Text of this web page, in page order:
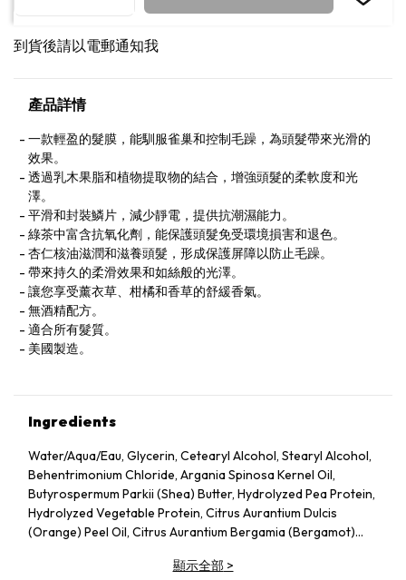
到貨後請以電郵通知我
產品詳情
一款輕盈的髮膜，能馴服雀巢和控制毛躁，為頭髮帶來光滑的
效果。
透過乳木果脂和植物提取物的結合，增強頭髮的柔軟度和光
澤。
平滑和封裝鱗片，減少靜電，提供抗潮濕能力。
綠茶中富含抗氧化劑，能保護頭髮免受環境損害和退色。
杏仁核油滋潤和滋養頭髮，形成保護屏障以防止毛躁。
帶來持久的柔滑效果和如絲般的光澤。
讓您享受薰衣草、柑橘和香草的舒緩香氣。
無酒精配方。
適合所有髮質。
美國製造。
Ingredients
Water/Aqua/Eau, Glycerin, Cetearyl Alcohol, Stearyl Alcohol,
Behentrimonium Chloride, Argania Spinosa Kernel Oil,
Butyrospermum Parkii (Shea) Butter, Hydrolyzed Pea Protein,
Hydrolyzed Vegetable Protein, Citrus Aurantium Dulcis
(Orange) Peel Oil, Citrus Aurantium Bergamia (Bergamot)
Orange) Peel Oil, Illicium Verum (Anise) Fruit/Seed Oil,
顯示全部>